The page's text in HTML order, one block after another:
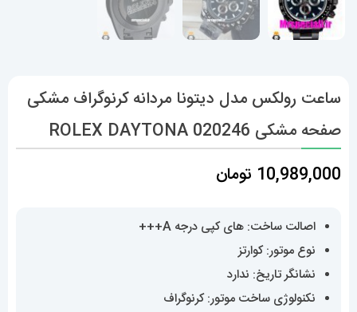
ساعت رولکس مدل دیتونا مردانه کرنوگراف مشکی
صفحه مشکی 020246 ROLEX DAYTONA
10,989,000 تومان
اصالت ساخت: های کپی درجه A+++
نوع موتور: کوارتز
نشانگر تاریخ: ندارد
نکنولوژی ساخت موتور: کرنوگراف